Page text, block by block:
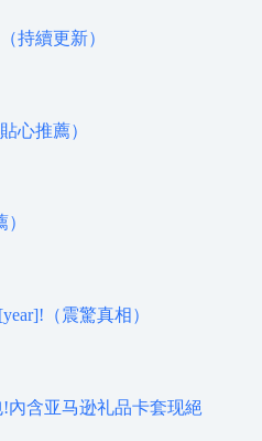
持續更新）
心推薦）
（震驚真相）
內含亚马逊礼品卡套现絕